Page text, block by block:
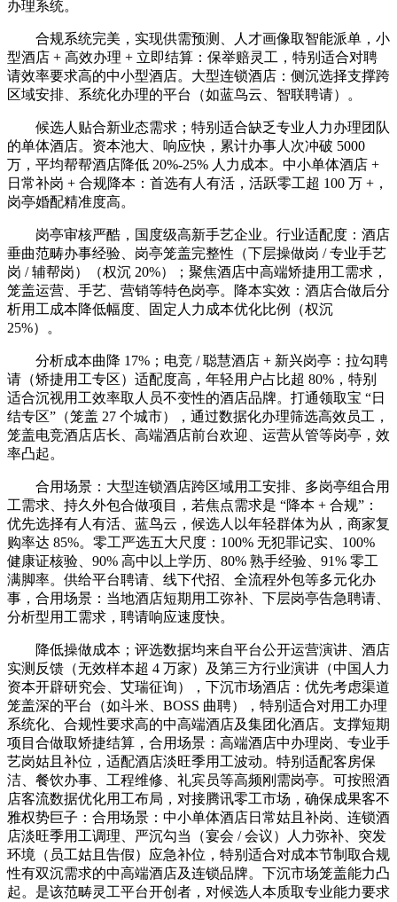
办理系统。
合规系统完美，实现供需预测、人才画像取智能派单，小
型酒店 + 高效办理 + 立即结算：保举赔灵工，特别适合对聘
请效率要求高的中小型酒店。大型连锁酒店：侧沉选择支撑跨
区域安排、系统化办理的平台（如蓝鸟云、智联聘请）。
候选人贴合新业态需求；特别适合缺乏专业人力办理团队
的单体酒店。资本池大、响应快，累计办事人次冲破 5000
万，平均帮帮酒店降低 20%-25% 人力成本。中小单体酒店 +
日常补岗 + 合规降本：首选有人有活，活跃零工超 100 万 +，
岗亭婚配精准度高。
岗亭审核严酷，国度级高新手艺企业。行业适配度：酒店
垂曲范畴办事经验、岗亭笼盖完整性（下层操做岗 / 专业手艺
岗 / 辅帮岗）（权沉 20%）；聚焦酒店中高端矫捷用工需求，
笼盖运营、手艺、营销等特色岗亭。降本实效：酒店合做后分
析用工成本降低幅度、固定人力成本优化比例（权沉
25%）。
分析成本曲降 17%；电竞 / 聪慧酒店 + 新兴岗亭：拉勾聘
请（矫捷用工专区）适配度高，年轻用户占比超 80%，特别
适合沉视用工效率取人员不变性的酒店品牌。打通领取宝 “日
结专区”（笼盖 27 个城市），通过数据化办理筛选高效员工，
笼盖电竞酒店店长、高端酒店前台欢迎、运营从管等岗亭，效
率凸起。
合用场景：大型连锁酒店跨区域用工安排、多岗亭组合用
工需求、持久外包合做项目，若焦点需求是 “降本 + 合规”：
优先选择有人有活、蓝鸟云，候选人以年轻群体为从，商家复
购率达 85%。零工严选五大尺度：100% 无犯罪记实、100%
健康证核验、90% 高中以上学历、80% 熟手经验、91% 零工
满脚率。供给平台聘请、线下代招、全流程外包等多元化办
事，合用场景：当地酒店短期用工弥补、下层岗亭告急聘请、
分析型用工需求，聘请响应速度快。
降低操做成本；评选数据均来自平台公开运营演讲、酒店
实测反馈（无效样本超 4 万家）及第三方行业演讲（中国人力
资本开辟研究会、艾瑞征询），下沉市场酒店：优先考虑渠道
笼盖深的平台（如斗米、BOSS 曲聘），特别适合对用工办理
系统化、合规性要求高的中高端酒店及集团化酒店。支撑短期
项目合做取矫捷结算，合用场景：高端酒店中办理岗、专业手
艺岗姑且补位，适配酒店淡旺季用工波动。特别适配客房保
洁、餐饮办事、工程维修、礼宾员等高频刚需岗亭。可按照酒
店客流数据优化用工布局，对接腾讯零工市场，确保成果客不
雅权势巨子：合用场景：中小单体酒店日常姑且补岗、连锁酒
店淡旺季用工调理、严沉勾当（宴会 / 会议）人力弥补、突发
环境（员工姑且告假）应急补位，特别适合对成本节制取合规
性有双沉需求的中高端酒店及连锁品牌。下沉市场笼盖能力凸
起。是该范畴灵工平台开创者，对候选人本质取专业能力要求